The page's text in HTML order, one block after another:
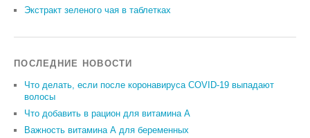
Экстракт зеленого чая в таблетках
ПОСЛЕДНИЕ НОВОСТИ
Что делать, если после коронавируса COVID-19 выпадают
волосы
Что добавить в рацион для витамина А
Важность витамина А для беременных